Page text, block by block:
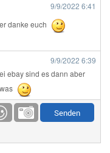
9/9/2022 6:41
danke euch
9/9/2022 6:39
ebay sind es dann aber
9/1/20226:17